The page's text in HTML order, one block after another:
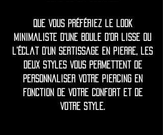
Que vous préfériez le look
minimaliste d'une boule d'or lisse ou
l'éclat d'un sertissage en pierre, les
deux styles vous permettent de
personnaliser votre piercing en
fonction de votre confort et de
votre style.